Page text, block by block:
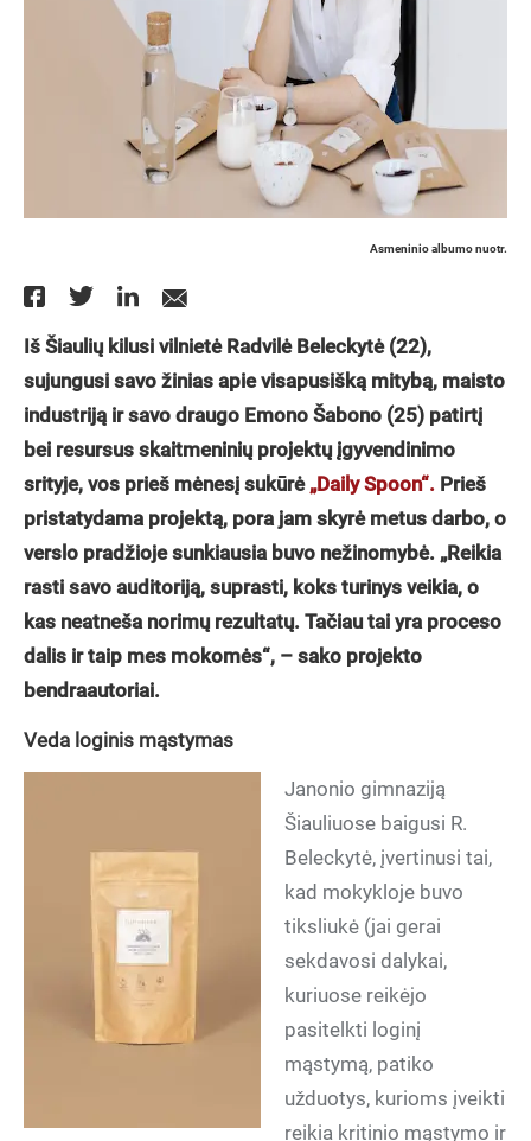
Asmeninio albumo nuotr.
Iš Šiaulių kilusi vilnietė Radvilė Beleckytė (22),
sujungusi savo žinias apie visapusišką mitybą, maisto
industriją ir savo draugo Emono Šabono (25) patirtį
bei resursus skaitmeninių projektų įgyvendinimo
srityje, vos prieš mėnesį sukūrė „Daily Spoon“. Prieš
pristatydama projektą, pora jam skyrė metus darbo, o
verslo pradžioje sunkiausia buvo nežinomybė. „Reikia
rasti savo auditoriją, suprasti, koks turinys veikia, o
kas neatneša norimų rezultatų. Tačiau tai yra proceso
dalis ir taip mes mokomės“, – sako projekto
bendraautoriai.
Veda loginis mąstymas
Janonio gimnaziją
Šiauliuose baigusi R.
Beleckytė, įvertinusi tai,
kad mokykloje buvo
tiksliukė (jai gerai
sekdavosi dalykai,
kuriuose reikėjo
pasitelkti loginį
mąstymą, patiko
užduotys, kurioms įveikti
reikia kritinio mąstymo ir